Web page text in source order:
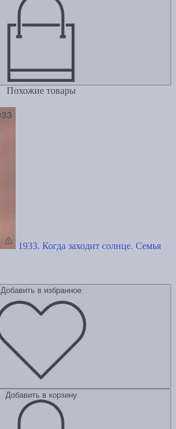
Похожие товары
1933. Когда заходит солнце. Семья
Добавить в избранное
Добавить в корзину